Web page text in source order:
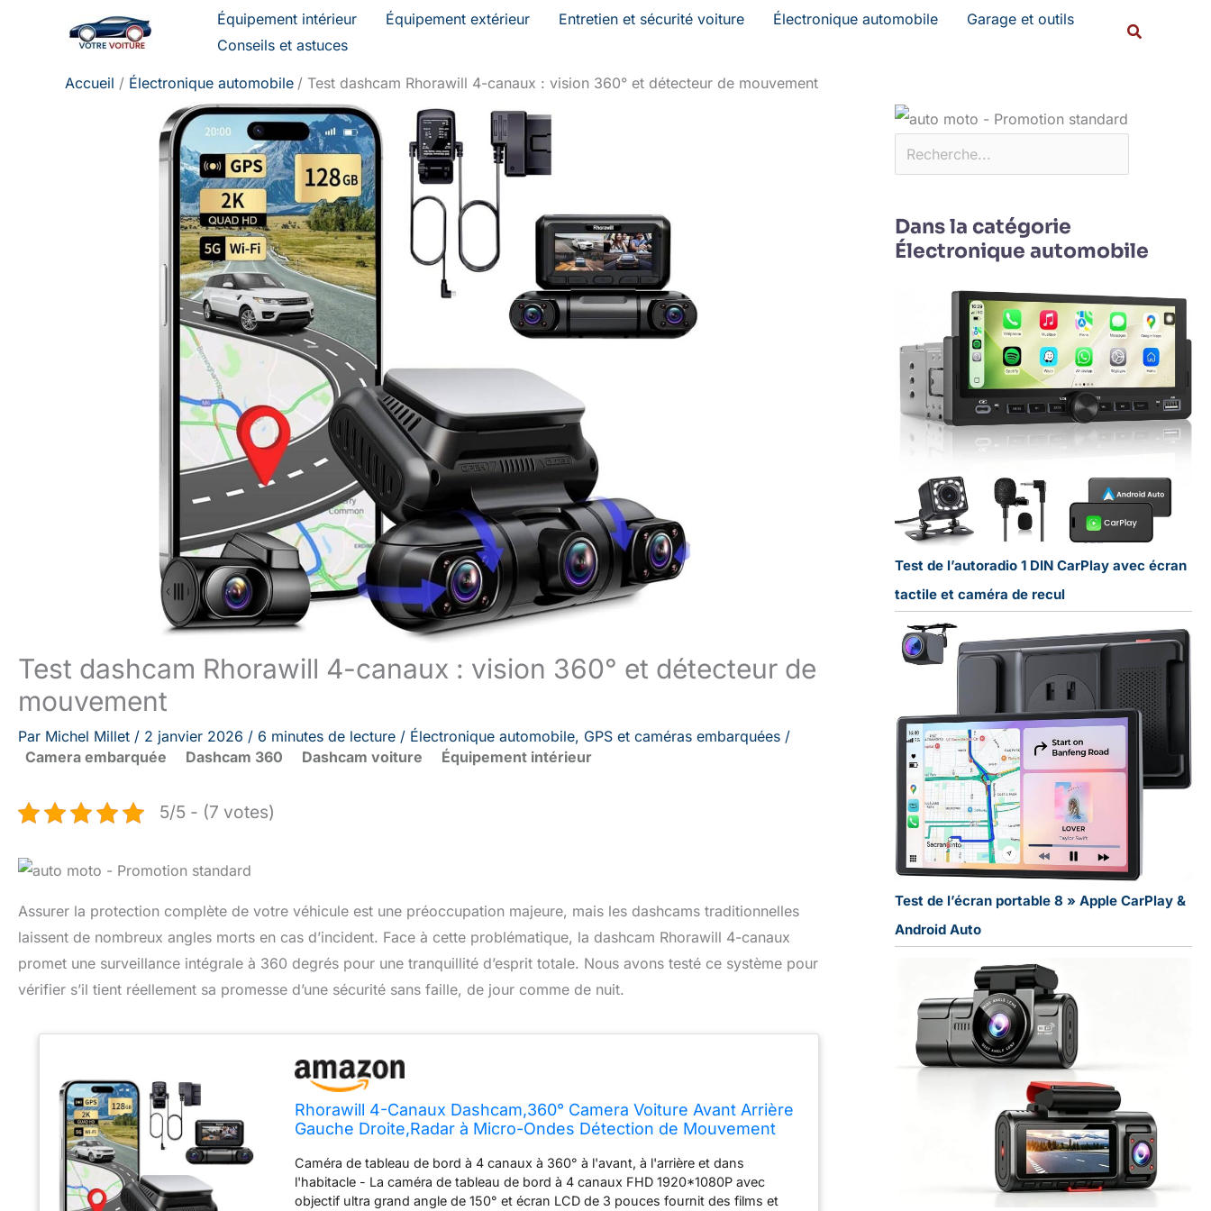
Équipement intérieur Équipement extérieur Entretien et sécurité voiture Électronique automobile
Garage et outils
Conseils et astuces
Accueil Électronique automobile Test dashcam Rhorawill 4-canaux : vision 360° et détecteur de mouvement
Test dashcam Rhorawill 4-canaux : vision 360° et détecteur de
mouvement
Par Michel Millet / 2 janvier 2026 / 6 minutes de lecture / Électronique automobile, GPS et caméras embarquées /
Camera embarquée
Dashcam 360 Dashcam voiture Équipement intérieur
5/5 - (7 votes)
Assurer la protection complète de votre véhicule est une préoccupation majeure, mais les dashcams traditionnelles
laissent de nombreux angles morts en cas d’incident. Face à cette problématique, la dashcam Rhorawill 4-canaux
promet une surveillance intégrale à 360 degrés pour une tranquillité d’esprit totale. Nous avons testé ce système pour
vérifier s’il tient réellement sa promesse d’une sécurité sans faille, de jour comme de nuit.
Rhorawill 4-Canaux Dashcam,360° Camera Voiture Avant Arrière
Gauche Droite,Radar à Micro-Ondes Détection de Mouvement
GPS,Gratuit 128GB,Hardwire Kit
Caméra de tableau de bord à 4 canaux à 360° à l'avant, à l'arrière et dans
l'habitacle - La caméra de tableau de bord à 4 canaux FHD 1920*1080P avec
objectif ultra grand angle de 150° et écran LCD de 3 pouces fournit des films et
Rechercher
Dans la catégorie
Électronique automobile
Test de l’autoradio 1 DIN CarPlay avec écran
tactile et caméra de recul
Test de l’écran portable 8 » Apple CarPlay &
Android Auto